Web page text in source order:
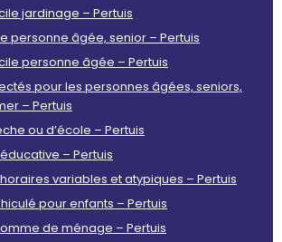
jardinage – Pertuis
personne âgée, senior – Pertuis
personne âgée – Pertuis
pour les personnes âgées, seniors,
– Pertuis
ou d’école – Pertuis
– Pertuis
variables et atypiques – Pertuis
pour enfants – Pertuis
de ménage – Pertuis